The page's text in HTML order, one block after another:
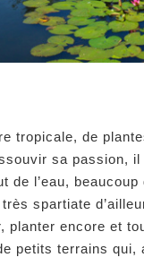
tropicale, de
sa passion,
de l’eau,
spartiate
planter encore et
petits terrains